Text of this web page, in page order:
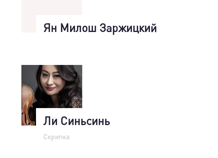
Ян Милош Заржицкий
Ли Синьсинь
Скрипка